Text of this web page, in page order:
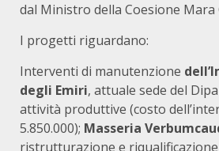
dal Ministro della Coesione Mara
I progetti riguardano:
Interventi di manutenzione
degli Emiri, attuale sede del
attività produttive (costo
5.850.000); Masseria
ristrutturazione e riqualificazione